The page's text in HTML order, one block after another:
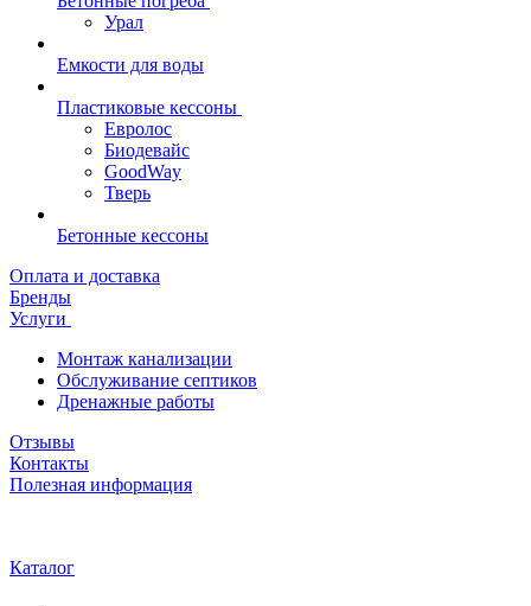
Урал
Емкости для воды
Пластиковые кессоны
Евролос
Биодевайс
GoodWay
Тверь
Бетонные кессоны
Оплата и доставка
Бренды
Услуги
Монтаж канализации
Обслуживание септиков
Дренажные работы
Отзывы
Контакты
Полезная информация
Каталог